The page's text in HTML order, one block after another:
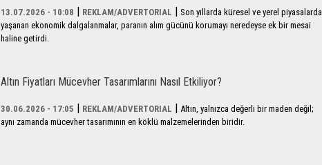
13.07.2026 - 10:08 | REKLAM/ADVERTORIAL | Son yıllarda küresel ve yerel piyasalarda
yaşanan ekonomik dalgalanmalar, paranın alım gücünü korumayı neredeyse ek bir mesai
haline getirdi.
Altın Fiyatları Mücevher Tasarımlarını Nasıl Etkiliyor?
30.06.2026 - 17:05 | REKLAM/ADVERTORIAL | Altın, yalnızca değerli bir maden değil;
aynı zamanda mücevher tasarımının en köklü malzemelerinden biridir.